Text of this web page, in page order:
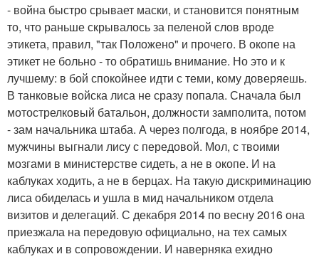
- война быстро срывает маски, и становится понятным
то, что раньше скрывалось за пеленой слов вроде
этикета, правил, "так Положено" и прочего. В окопе на
этикет не больно - то обратишь внимание. Но это и к
лучшему: в бой спокойнее идти с теми, кому доверяешь.
В танковые войска лиса не сразу попала. Сначала был
мотострелковый батальон, должности замполита, потом
- зам начальника штаба. А через полгода, в ноябре 2014,
мужчины выгнали лису с передовой. Мол, с твоими
мозгами в министерстве сидеть, а не в окопе. И на
каблуках ходить, а не в берцах. На такую дискриминацию
лиса обиделась и ушла в мид начальником отдела
визитов и делегаций. С декабря 2014 по весну 2016 она
приезжала на передовую официально, на тех самых
каблуках и в сопровождении. И наверняка ехидно